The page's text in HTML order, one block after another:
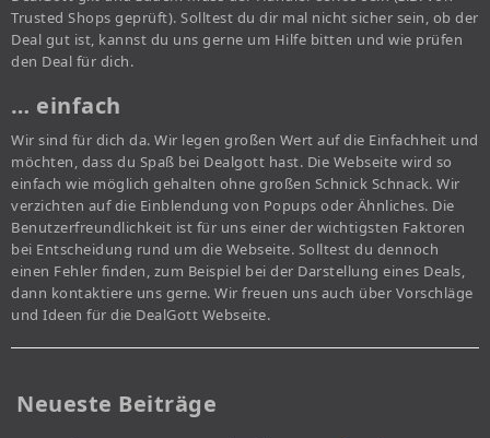
Trusted Shops geprüft). Solltest du dir mal nicht sicher sein, ob der
Deal gut ist, kannst du uns gerne um Hilfe bitten und wie prüfen
den Deal für dich.
… einfach
Wir sind für dich da. Wir legen großen Wert auf die Einfachheit und
möchten, dass du Spaß bei Dealgott hast. Die Webseite wird so
einfach wie möglich gehalten ohne großen Schnick Schnack. Wir
verzichten auf die Einblendung von Popups oder Ähnliches. Die
Benutzerfreundlichkeit ist für uns einer der wichtigsten Faktoren
bei Entscheidung rund um die Webseite. Solltest du dennoch
einen Fehler finden, zum Beispiel bei der Darstellung eines Deals,
dann kontaktiere uns gerne. Wir freuen uns auch über Vorschläge
und Ideen für die DealGott Webseite.
Neueste Beiträge